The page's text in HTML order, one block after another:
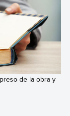
de la obra y